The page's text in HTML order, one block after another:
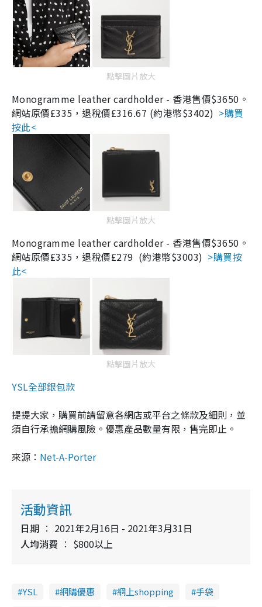
點擊圖片放大
Monogramme leather cardholder - 香港售價$3650 。
網站原價£335 ， 退稅價£316.67 (約港幣$3402) >購買
按此<
點擊圖片放大
Monogramme leather cardholder - 香港售價$3650 。
網站原價£335 ， 退稅價£279 (約港幣$3003) >購買按
此<
點擊圖片放大
YSL全部銀包款
提提大家，購買前請留意各網店或平台之條款及細則，並
須自行承擔網購風險。優惠產品數量有限，售完即止。
來源： Net-A-Porter
活動資訊
日期
2021年2月16日 - 2021年3月31日
人均消費
$800以上
YSL 網購優惠 網上shopping
手袋